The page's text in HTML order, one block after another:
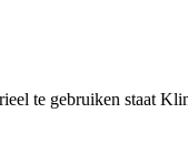
te gebruiken